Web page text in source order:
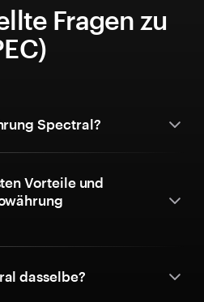
Fragen zu
Spectral?
Vorteile und
dasselbe?